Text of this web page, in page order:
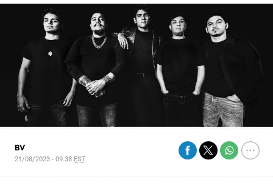
BV
21/08/2023 - 09:38 EST